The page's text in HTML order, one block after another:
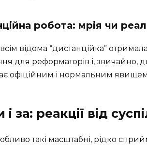
робота: мрія чи
відома “дистанційка”
для реформаторів і, звичайно,
офіційним і нормальним явищем,
за: реакції від
такі масштабні, рідко